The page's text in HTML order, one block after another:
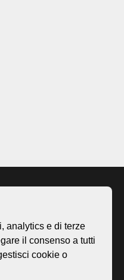
analytics e di terze
il consenso a tutti
cookie o